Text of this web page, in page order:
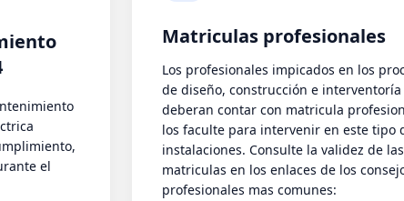
el
Matriculas profesionales
Los profesionales impicados en los
de diseño, construcción e interventoría
deberan contar con matricula
los faculte para intervenir en este tipo
instalaciones. Consulte la validez de las
matriculas en los enlaces de los
profesionales mas comunes: